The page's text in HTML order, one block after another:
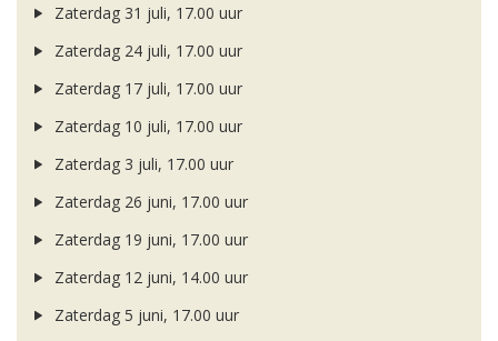
Zaterdag 31 juli, 17.00 uur
Zaterdag 24 juli, 17.00 uur
Zaterdag 17 juli, 17.00 uur
Zaterdag 10 juli, 17.00 uur
Zaterdag 3 juli, 17.00 uur
Zaterdag 26 juni, 17.00 uur
Zaterdag 19 juni, 17.00 uur
Zaterdag 12 juni, 14.00 uur
Zaterdag 5 juni, 17.00 uur